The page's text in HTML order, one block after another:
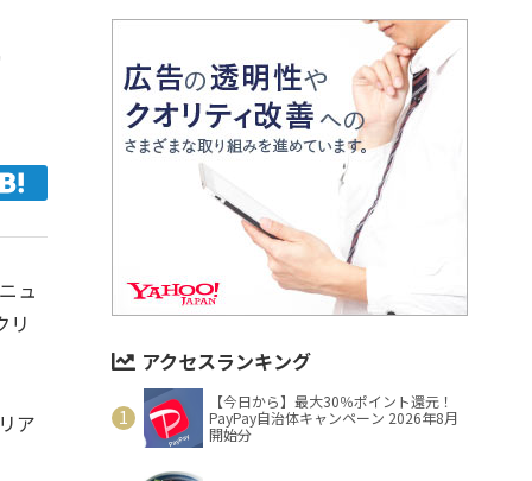
ュ
リ
ア
アクセスランキング
【今日から】最大30％ポイント還元！
PayPay自治体キャンペーン 2026年8月
開始分